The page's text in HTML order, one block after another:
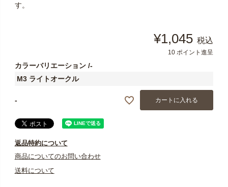
す。
¥1,045 税込
10 ポイント進呈
カラーバリエーション -
M3 ライトオークル
- カートに入れる
返品特約について
商品についてのお問い合わせ
送料について